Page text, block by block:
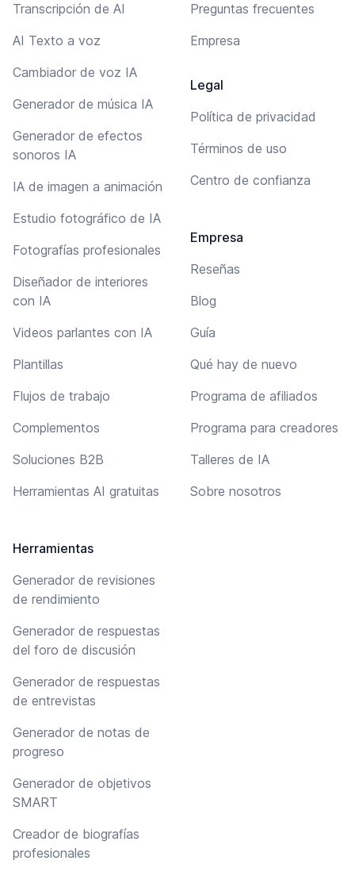
Transcripción de AI
AI Texto a voz
Cambiador de voz IA
Generador de música IA
Generador de efectos
sonoros IA
IA de imagen a animación
Estudio fotográfico de IA
Fotografías profesionales
Diseñador de interiores
con IA
Videos parlantes con IA
Plantillas
Flujos de trabajo
Complementos
Soluciones B2B
Herramientas AI gratuitas
Herramientas
Generador de revisiones
de rendimiento
Generador de respuestas
del foro de discusión
Generador de respuestas
de entrevistas
Generador de notas de
progreso
Generador de objetivos
SMART
Creador de biografías
profesionales
Preguntas frecuentes
Empresa
Legal
Política de privacidad
Términos de uso
Centro de confianza
Empresa
Reseñas
Blog
Guía
Qué hay de nuevo
Programa de afiliados
Programa para creadores
Talleres de IA
Sobre nosotros